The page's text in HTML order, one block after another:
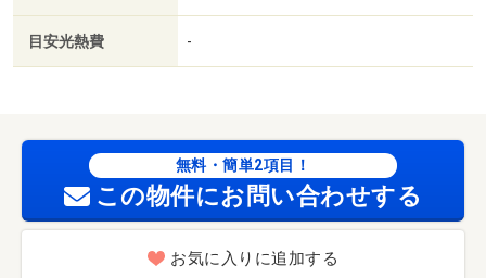
目安光熱費 -
無料・簡単2項目！
この物件にお問い合わせする
お気に入りに追加する